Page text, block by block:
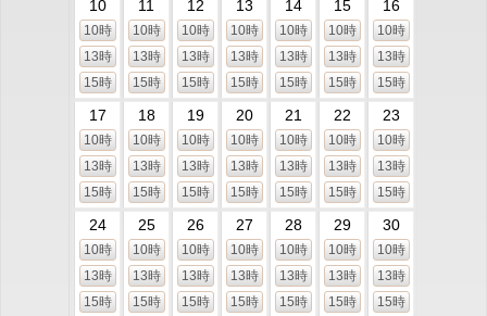
10
10時
13時
15時
11
10時
13時
15時
12
10時
13時
15時
13
10時
13時
15時
14
10時
13時
15時
15
10時
13時
15時
16
10時
13時
15時
17
10時
13時
15時
18
10時
13時
15時
19
10時
13時
15時
20
10時
13時
15時
21
10時
13時
15時
22
10時
13時
15時
23
10時
13時
15時
24
10時
13時
15時
25
10時
13時
15時
26
10時
13時
15時
27
10時
13時
15時
28
10時
13時
15時
29
10時
13時
15時
30
10時
13時
15時